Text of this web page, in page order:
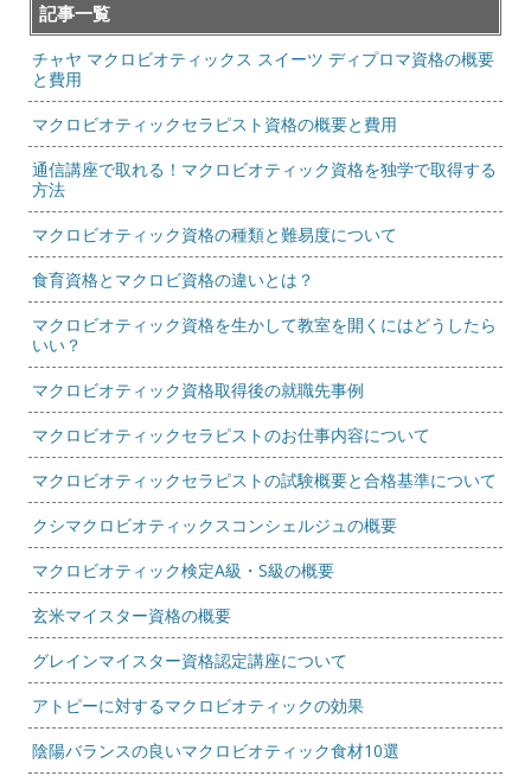
記事一覧
チャヤ マクロビオティックス スイーツ ディプロマ資格の概要
と費用
マクロビオティックセラピスト資格の概要と費用
通信講座で取れる！マクロビオティック資格を独学で取得する
方法
マクロビオティック資格の種類と難易度について
食育資格とマクロビ資格の違いとは？
マクロビオティック資格を生かして教室を開くにはどうしたら
いい？
マクロビオティック資格取得後の就職先事例
マクロビオティックセラピストのお仕事内容について
マクロビオティックセラピストの試験概要と合格基準について
クシマクロビオティックスコンシェルジュの概要
マクロビオティック検定A級・S級の概要
玄米マイスター資格の概要
グレインマイスター資格認定講座について
アトピーに対するマクロビオティックの効果
陰陽バランスの良いマクロビオティック食材10選